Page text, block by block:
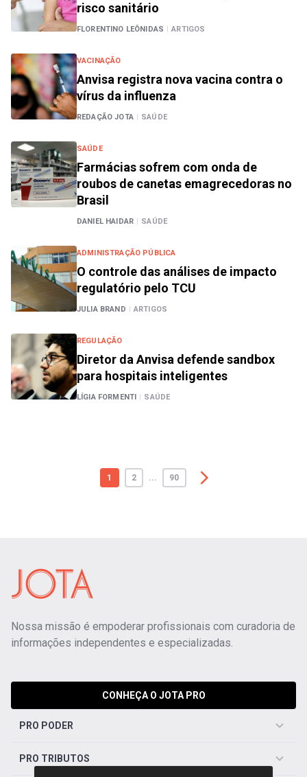
risco sanitário
FLORENTINO LEÔNIDAS | ARTIGOS
VACINAÇÃO
Anvisa registra nova vacina contra o
vírus da influenza
REDAÇÃO JOTA | SAÚDE
SAÚDE
Farmácias sofrem com onda de
roubos de canetas emagrecedoras no
Brasil
DANIEL HAIDAR | SAÚDE
ADMINISTRAÇÃO PÚBLICA
O controle das análises de impacto
regulatório pelo TCU
JULIA BRAND | ARTIGOS
REGULAÇÃO
Diretor da Anvisa defende sandbox
para hospitais inteligentes
LÍGIA FORMENTI | SAÚDE
1 2 ... 90
Nossa missão é empoderar profissionais com curadoria de
informações independentes e especializadas.
CONHEÇA O JOTA PRO
PRO PODER
PRO TRIBUTOS